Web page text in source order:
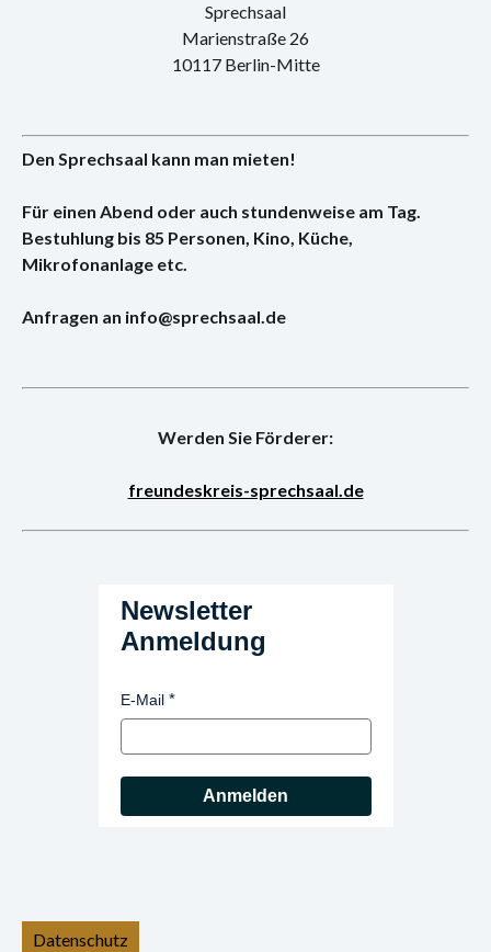
Film
Gespräch
Hörspiel
Konzert
Sprechsaal
Marienstraße 26
10117 Berlin-Mitte
Den Sprechsaal kann man mieten!
Für einen Abend oder auch stundenweise am Tag.
Bestuhlung bis 85 Personen, Kino, Küche,
Mikrofonanlage etc.
Anfragen an info@sprechsaal.de
Werden Sie Förderer:
freundeskreis-sprechsaal.de
Newsletter
Anmeldung
E-Mail
Anmelden
Datenschutz